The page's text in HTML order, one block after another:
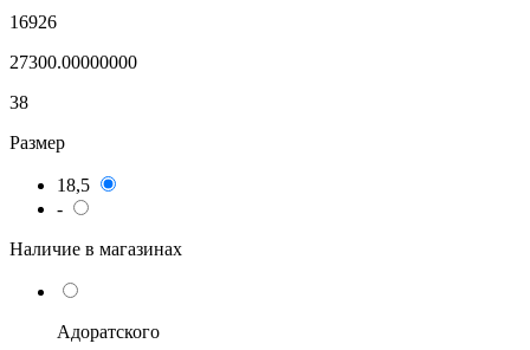
16926
27300.00000000
38
Размер
18,5
-
Наличие в магазинах
Адоратского